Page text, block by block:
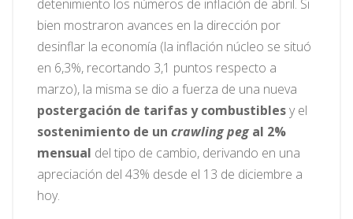
detenimiento los números de inflación de abril. Si
bien mostraron avances en la dirección por
desinflar la economía (la inflación núcleo se situó
en 6,3%, recortando 3,1 puntos respecto a
marzo), la misma se dio a fuerza de una nueva
postergación de tarifas y combustiblesy el
sostenimiento de un crawling pegal 2%
mensual del tipo de cambio, derivando en una
apreciación del 43% desde el 13 de diciembre a
hoy.